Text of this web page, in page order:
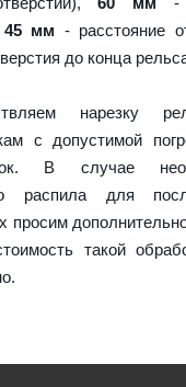
45 мм - расстояние
до конца
нарезку
с допустимой
В случае
распила для
просим
такой